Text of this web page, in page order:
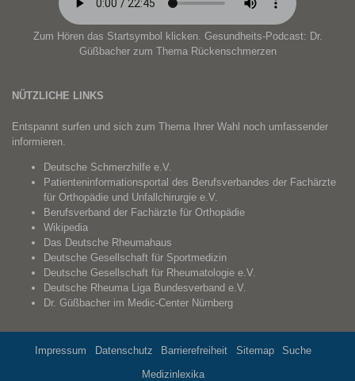
Zum Hören das Startsymbol klicken. Gesundheits-Podcast: Dr.
Güßbacher zum Thema Rückenschmerzen
NÜTZLICHE LINKS
Entspannt surfen und sich zum Thema Ihrer Wahl noch umfassender
informieren.
Deutsche Schmerzhilfe e.V.
Patienteninformationsportal des Berufsverbandes der Fachärzte
für Orthopädie und Unfallchirurgie e.V.
Berufsverband der Fachärzte für Orthopädie
Wikipedia
Das Deutsche Rheumahaus
Deutsche Gesellschaft für Sportmedizin
Deutsche Gesellschaft für Rheumatologie e.V.
Deutsche Rheuma Liga Bundesverband e.V.
Dr. Güßbacher im Medic-Center Nürnberg
Impressum Datenschutz Barrierefreiheit Sitemap
Suche
Medizinlexika